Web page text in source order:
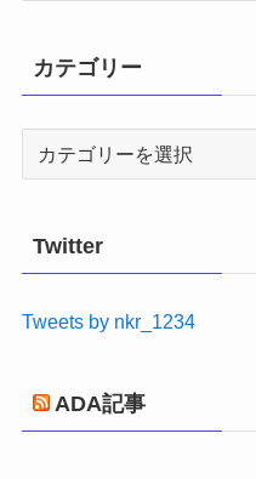
ブ
カテゴリー
Twitter
Tweets by nkr_1234
ADA記事